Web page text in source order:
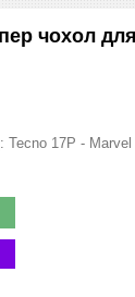
чохол
Tecno 17P - Marvel